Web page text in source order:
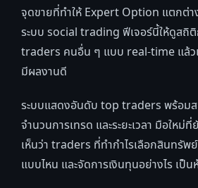
จุดขายที่ทำให้ Expert Option แตกต่า
ระบบ social trading ฟีเจอร์นี้ให้ดูสถิติ
traders คนอื่น ๆ แบบ real-time แล้
มีผลงานดี
ระบบแสดงอันดับ top traders พร้อมส
จำนวนการเทรด และระยะเวลา มือใหม่ที่
เห็นว่า traders ที่ทำกำไรเลือกสินทรัพ
แบบไหน และจัดการเงินทุนอย่างไร เป็